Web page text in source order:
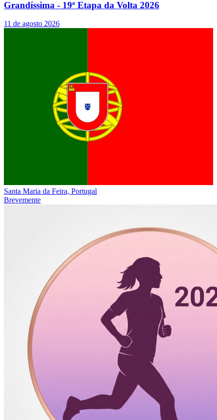
Grandíssima - 19ª Etapa da Volta 2026
11 de agosto 2026
Santa Maria da Feira, Portugal
Brevemente